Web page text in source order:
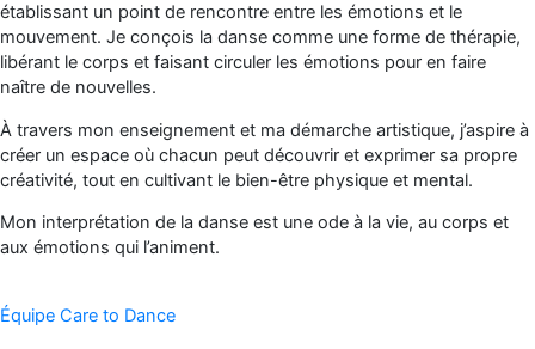
établissant un point de rencontre entre les émotions et le
mouvement. Je conçois la danse comme une forme de thérapie,
libérant le corps et faisant circuler les émotions pour en faire
naître de nouvelles.
À travers mon enseignement et ma démarche artistique, j’aspire à
créer un espace où chacun peut découvrir et exprimer sa propre
créativité, tout en cultivant le bien-être physique et mental.
Mon interprétation de la danse est une ode à la vie, au corps et
aux émotions qui l’animent.
Équipe Care to Dance